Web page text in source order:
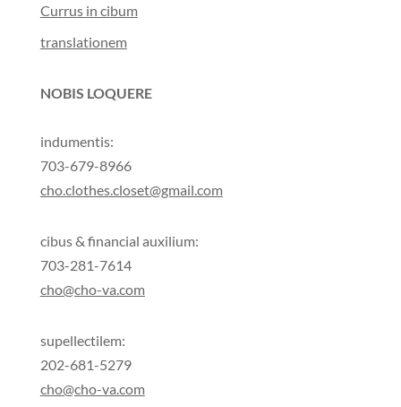
Currus in cibum
translationem
NOBIS LOQUERE
indumentis:
703-679-8966
cho.clothes.closet@gmail.com
cibus & financial auxilium:
703-281-7614
cho@cho-va.com
supellectilem:
202-681-5279
cho@cho-va.com